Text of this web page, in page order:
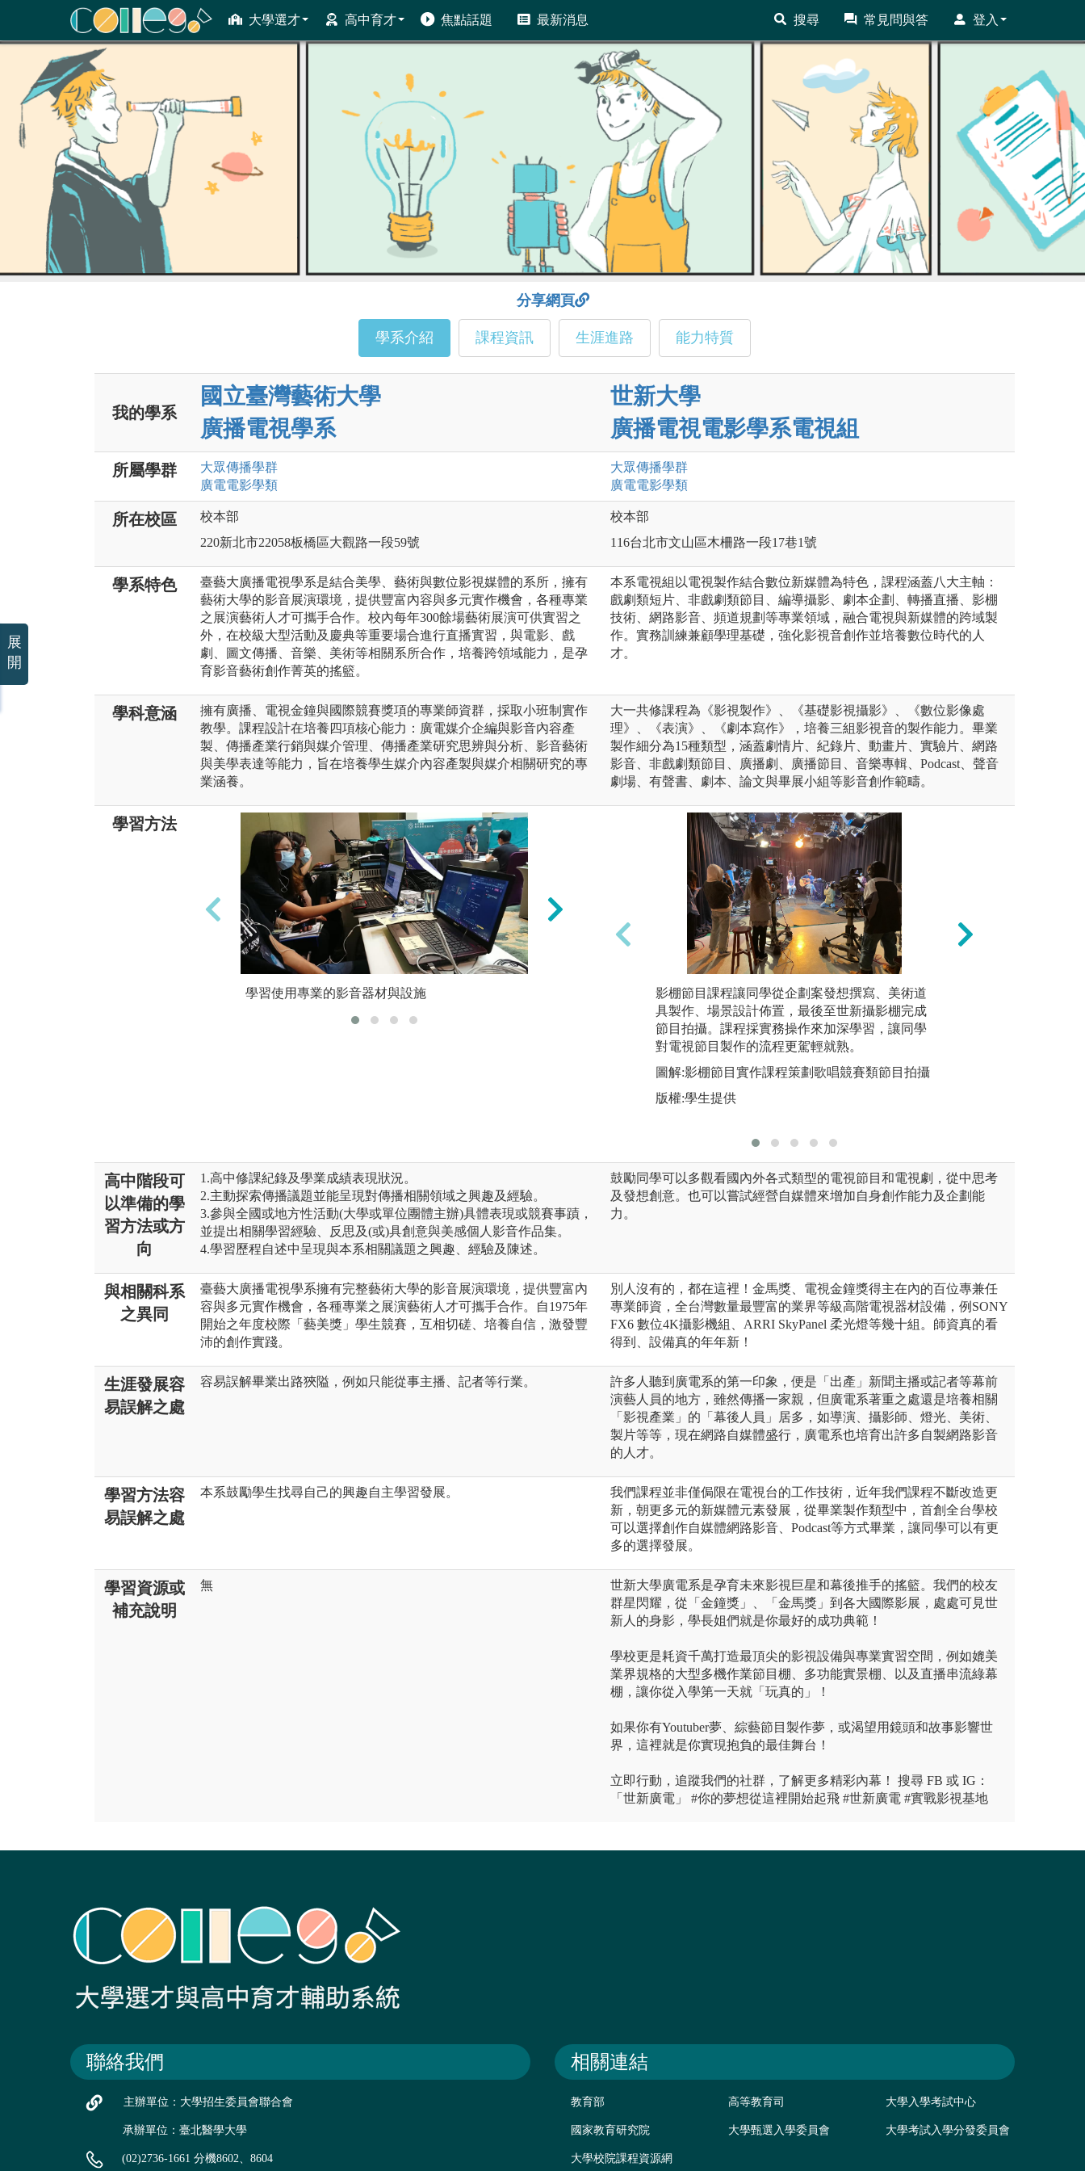
大學選才 高中育才 焦點話題 最新消息 搜尋 常見問與答 登入
ColleGo! 大學選才與高中育才輔助系統
分享網頁
學系介紹 課程資訊 生涯進路 能力特質
我的學系
國立臺灣藝術大學
廣播電視學系
世新大學
廣播電視電影學系電視組
所屬學群 大眾傳播學群
廣電電影學類
大眾傳播學群
廣電電影學類
所在校區
校本部
220新北市22058板橋區大觀路一段59號
校本部
116台北市文山區木柵路一段17巷1號
學系特色
臺藝大廣播電視學系是結合美學、藝術與數位影視媒體的系所，擁有
藝術大學的影音展演環境，提供豐富內容與多元實作機會，各種專業
之展演藝術人才可攜手合作。校內每年300餘場藝術展演可供實習之
外，在校級大型活動及慶典等重要場合進行直播實習，與電影、戲
劇、圖文傳播、音樂、美術等相關系所合作，培養跨領域能力，是孕
育影音藝術創作菁英的搖籃。
本系電視組以電視製作結合數位新媒體為特色，課程涵蓋八大主軸：
戲劇類短片、非戲劇類節目、編導攝影、劇本企劃、轉播直播、影棚
技術、網路影音、頻道規劃等專業領域，融合電視與新媒體的跨域製
作。實務訓練兼顧學理基礎，強化影視音創作並培養數位時代的人
才。
學科意涵
擁有廣播、電視金鐘與國際競賽獎項的專業師資群，採取小班制實作
教學。課程設計在培養四項核心能力：廣電媒介企編與影音內容產
製、傳播產業行銷與媒介管理、傳播產業研究思辨與分析、影音藝術
與美學表達等能力，旨在培養學生媒介內容產製與媒介相關研究的專
業涵養。
大一共修課程為《影視製作》、《基礎影視攝影》、《數位影像處
理》、《表演》、《劇本寫作》，培養三組影視音的製作能力。畢業
製作細分為15種類型，涵蓋劇情片、紀錄片、動畫片、實驗片、網路
影音、非戲劇類節目、廣播劇、廣播節目、音樂專輯、Podcast、聲音
劇場、有聲書、劇本、論文與畢展小組等影音創作範疇。
學習方法
學習使用專業的影音器材與設施 訓練優良文字技能
影棚節目課程讓同學從企劃案發想撰寫、美術道
具製作、場景設計佈置，最後至世新攝影棚完成
節目拍攝。課程採實務操作來加深學習，讓同學
對電視節目製作的流程更駕輕就熟。
圖解:影棚節目實作課程策劃歌唱競賽類節目拍攝
版權:學生提供
高中階段可
以準備的學
習方法或方
向
1.高中修課紀錄及學業成績表現狀況。
2.主動探索傳播議題並能呈現對傳播相關領域之興趣及經驗。
3.參與全國或地方性活動(大學或單位團體主辦)具體表現或競賽事蹟，
並提出相關學習經驗、反思及(或)具創意與美感個人影音作品集。
4.學習歷程自述中呈現與本系相關議題之興趣、經驗及陳述。
鼓勵同學可以多觀看國內外各式類型的電視節目和電視劇，從中思考
及發想創意。也可以嘗試經營自媒體來增加自身創作能力及企劃能
力。
與相關科系
之異同
臺藝大廣播電視學系擁有完整藝術大學的影音展演環境， 提供豐富內
容與多元實作機會，各種專業之展演藝術人才可攜手合作。 自1975年
開始之年度校際「藝美獎」學生競賽， 互相切磋、培養自信，激發豐
沛的創作實踐。
別人沒有的，都在這裡！金馬獎、電視金鐘獎得主在內的百位專兼任
專業師資，全台灣數量最豐富的業界等級高階電視器材設備，例SONY
FX6 數位4K攝影機組、ARRI SkyPanel 柔光燈等幾十組。師資真的看
得到、設備真的年年新！
生涯發展容
易誤解之處
容易誤解畢業出路狹隘，例如只能從事主播、記者等行業。
許多人聽到廣電系的第一印象，便是「出產」新聞主播或記者等幕前
演藝人員的地方，雖然傳播一家親，但廣電系著重之處還是培養相關
「影視產業」的「幕後人員」居多，如導演、攝影師、燈光、美術、
製片等等，現在網路自媒體盛行，廣電系也培育出許多自製網路影音
的人才。
學習方法容
易誤解之處
本系鼓勵學生找尋自己的興趣自主學習發展。
我們課程並非僅侷限在電視台的工作技術，近年我們課程不斷改造更
新，朝更多元的新媒體元素發展，從畢業製作類型中，首創全台學校
可以選擇創作自媒體網路影音、Podcast等方式畢業，讓同學可以有更
多的選擇發展。
學習資源或
補充說明
無
世新大學廣電系是孕育未來影視巨星和幕後推手的搖籃。我們的校友
群星閃耀，從「金鐘獎」、「金馬獎」到各大國際影展，處處可見世
新人的身影，學長姐們就是你最好的成功典範！
學校更是耗資千萬打造最頂尖的影視設備與專業實習空間，例如媲美
業界規格的大型多機作業節目棚、多功能實景棚、以及直播串流綠幕
棚，讓你從入學第一天就「玩真的」！
如果你有Youtuber夢、綜藝節目製作夢，或渴望用鏡頭和故事影響世
界，這裡就是你實現抱負的最佳舞台！
立即行動，追蹤我們的社群，了解更多精彩內幕！ 搜尋 FB 或 IG：
「世新廣電」 #你的夢想從這裡開始起飛 #世新廣電 #實戰影視基地
聯絡我們
主辦單位：大學招生委員會聯合會
承辦單位：臺北醫學大學
(02)2736-1661 分機8602、8604
相關連結
教育部 高等教育司 大學入學考試中心
國家教育研究院 大學甄選入學委員會 大學考試入學分發委員會
大學校院課程資源網
展
開